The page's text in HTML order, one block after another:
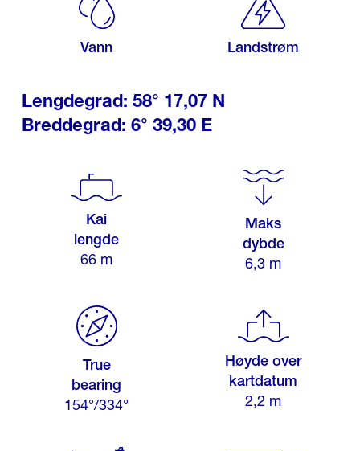
Vann Landstrøm
Lengdegrad: 58° 17,07 N
Breddegrad: 6° 39,30 E
Kai
lengde
66 m
Maks
dybde
6,3 m
True
bearing
154°/334°
Høyde over
kartdatum
2,2 m